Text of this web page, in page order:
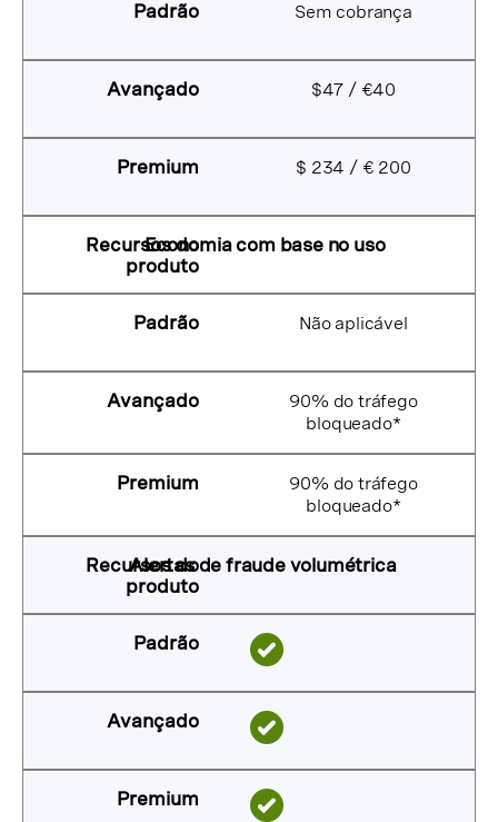
Sem cobrança
$47 / €40
$ 234 / € 200
Economia com base no uso
Não aplicável
90% do tráfego
bloqueado*
90% do tráfego
bloqueado*
Alertas de fraude volumétrica